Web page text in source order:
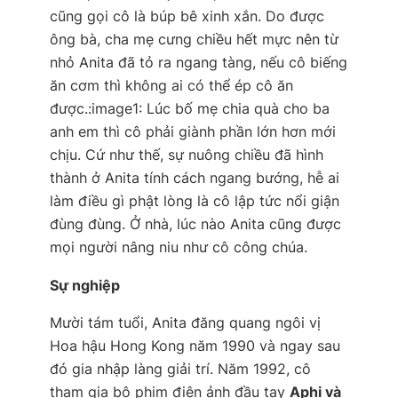
cũng gọi cô là búp bê xinh xắn. Do được
ông bà, cha mẹ cưng chiều hết mực nên từ
nhỏ Anita đã tỏ ra ngang tàng, nếu cô biếng
ăn cơm thì không ai có thể ép cô ăn
được.:image1: Lúc bố mẹ chia quà cho ba
anh em thì cô phải giành phần lớn hơn mới
chịu. Cứ như thế, sự nuông chiều đã hình
thành ở Anita tính cách ngang bướng, hễ ai
làm điều gì phật lòng là cô lập tức nổi giận
đùng đùng. Ở nhà, lúc nào Anita cũng được
mọi người nâng niu như cô công chúa.
Sự nghiệp
Mười tám tuổi, Anita đăng quang ngôi vị
Hoa hậu Hong Kong năm 1990 và ngay sau
đó gia nhập làng giải trí. Năm 1992, cô
tham gia bộ phim điện ảnh đầu tay Aphi và